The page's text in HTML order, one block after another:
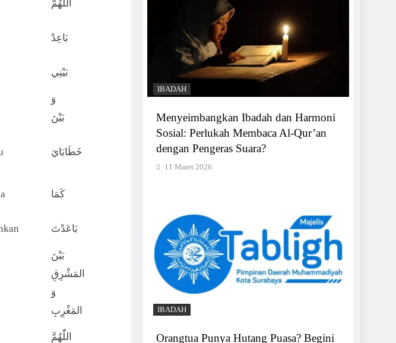
اللّٰهُمَّ
بَاعِدْ
بَيْنِي
وَ
بَيْنَ
خَطَايَايَ
كَمَا
بَاعَدْتَ
بَيْنَ
المَشْرِقِ
وَ
المَغْرِبِ
اللّٰهُمَّ
IBADAH
Menyeimbangkan Ibadah dan Harmoni
Sosial: Perlukah Membaca Al-Qur’an
dengan Pengeras Suara?
11 Maret 2026
IBADAH
Orangtua Punya Hutang Puasa? Begini